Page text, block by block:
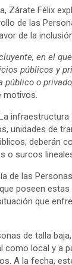
Zárate Félix
de las
de la
en el
públicos y
o
motivos.
unidades de
deberán
o surcos
de las
poseen
que
de talla
local y a
A la fecha,